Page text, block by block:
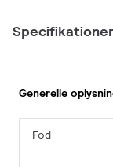
Generelle
Fod